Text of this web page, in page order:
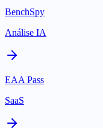
BenchSpy
Análise IA
EAA Pass
SaaS